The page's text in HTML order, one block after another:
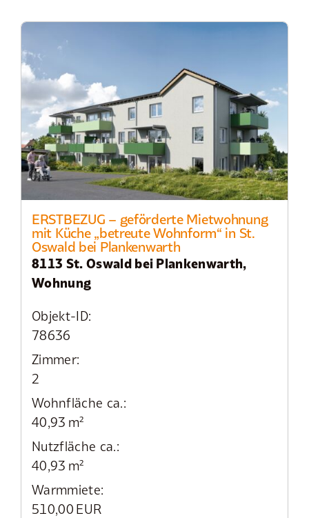
ERSTBEZUG – geförderte Mietwohnung
mit Küche „betreute Wohnform“ in St.
Oswald bei Plankenwarth
8113 St. Oswald bei Plankenwarth,
Wohnung
Objekt-ID:
78636
Zimmer:
2
Wohnfläche ca.:
40,93 m²
Nutzfläche ca.:
40,93 m²
Warmmiete:
510,00 EUR